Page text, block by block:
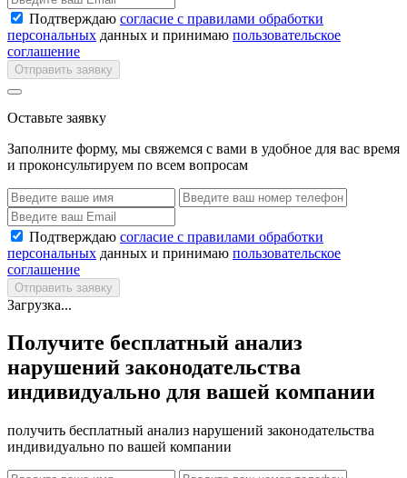
Подтверждаю согласие с правилами обработки
персональных данных и принимаю пользовательское
соглашение
Отправить заявку
Оставьте заявку
Заполните форму, мы свяжемся с вами в удобное для вас время
и проконсультируем по всем вопросам
Подтверждаю согласие с правилами обработки
персональных данных и принимаю пользовательское
соглашение
Отправить заявку
Загрузка...
Получите бесплатный анализ
нарушений законодательства
индивидуально для вашей компании
получить бесплатный анализ нарушений законодательства
индивидуально по вашей компании